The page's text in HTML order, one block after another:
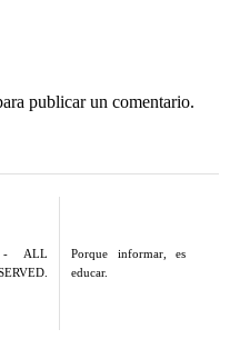
publicar un comentario.
ALL
Porque informar, es
educar.